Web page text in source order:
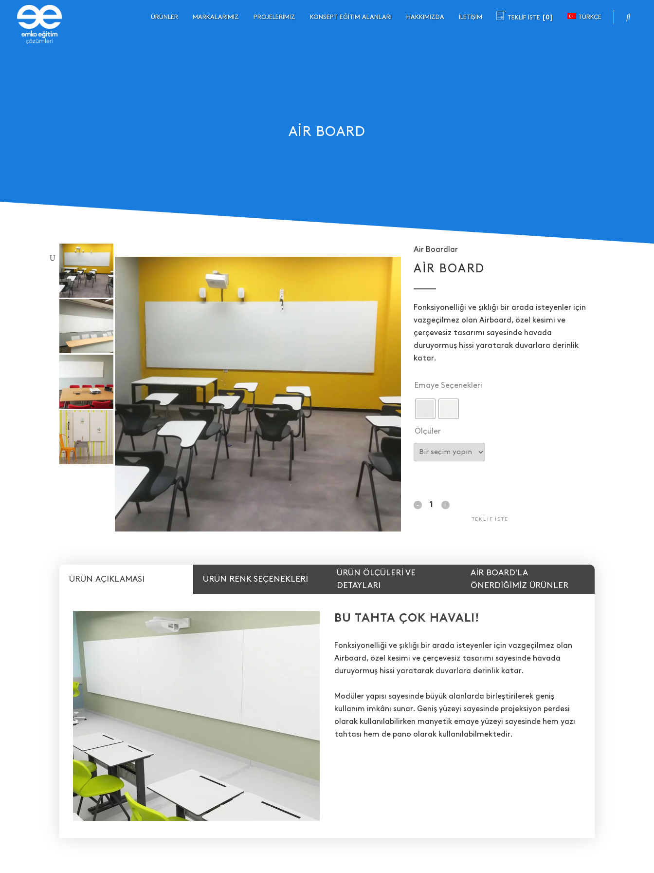
ÜRÜNLER MARKALARIMIZ PROJELERIMIZ KONSEPT EĞITIM ALANLARI HAKKIMIZDA İLETIŞIM TEKLİF İSTE 0 TÜRKÇE
AIR BOARD
Air Boardlar
AIR BOARD
Fonksiyonelliği ve şıklığı bir arada isteyenler için
vazgeçilmez olan Airboard, özel kesimi ve
çerçevesiz tasarımı sayesinde havada
duruyormuş hissi yaratarak duvarlara derinlik
katar.
Emaye Seçenekleri
Ölçüler
TEKLIF ISTE
ÜRÜN AÇIKLAMASI ÜRÜN RENK SEÇENEKLERI
ÜRÜN ÖLÇÜLERI VE
DETAYLARI
AIR BOARD'LA
ÖNERDIĞIMIZ ÜRÜNLER
BU TAHTA ÇOK HAVALI!
Fonksiyonelliği ve şıklığı bir arada isteyenler için vazgeçilmez olan
Airboard, özel kesimi ve çerçevesiz tasarımı sayesinde havada
duruyormuş hissi yaratarak duvarlara derinlik katar.
Modüler yapısı sayesinde büyük alanlarda birleştirilerek geniş
kullanım imkânı sunar. Geniş yüzeyi sayesinde projeksiyon perdesi
olarak kullanılabilirken manyetik emaye yüzeyi sayesinde hem yazı
tahtası hem de pano olarak kullanılabilmektedir.